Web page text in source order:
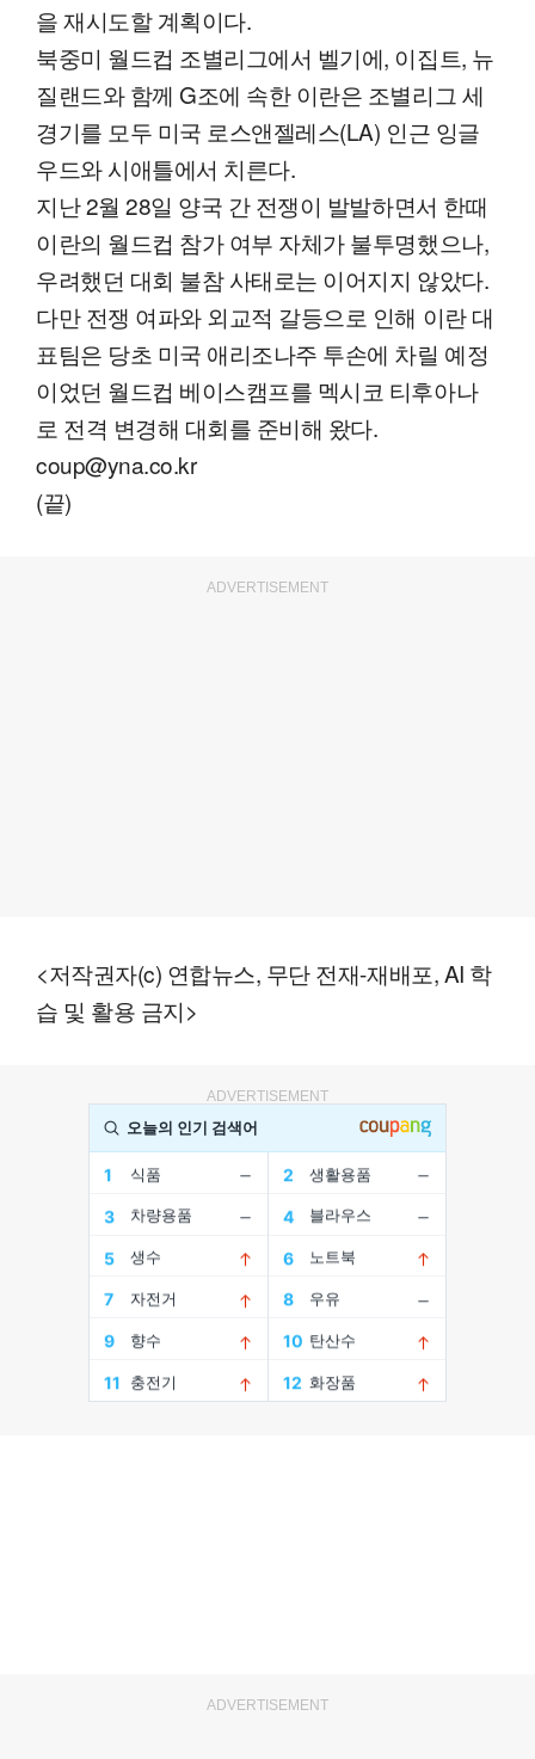
을 재시도할 계획이다.
북중미 월드컵 조별리그에서 벨기에, 이집트, 뉴
질랜드와 함께 G조에 속한 이란은 조별리그 세
경기를 모두 미국 로스앤젤레스(LA) 인근 잉글
우드와 시애틀에서 치른다.
지난 2월 28일 양국 간 전쟁이 발발하면서 한때
이란의 월드컵 참가 여부 자체가 불투명했으나,
우려했던 대회 불참 사태로는 이어지지 않았다.
다만 전쟁 여파와 외교적 갈등으로 인해 이란 대
표팀은 당초 미국 애리조나주 투손에 차릴 예정
이었던 월드컵 베이스캠프를 멕시코 티후아나
로 전격 변경해 대회를 준비해 왔다.
coup@yna.co.kr
(끝)
ADVERTISEMENT
<저작권자(c) 연합뉴스, 무단 전재-재배포, AI 학
습 및 활용 금지>
ADVERTISEMENT
ADVERTISEMENT